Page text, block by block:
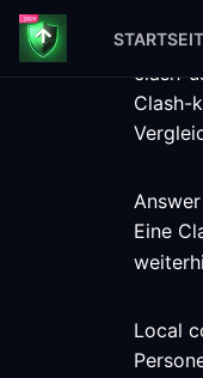
clash-
Clash-
Answer
Eine
Local